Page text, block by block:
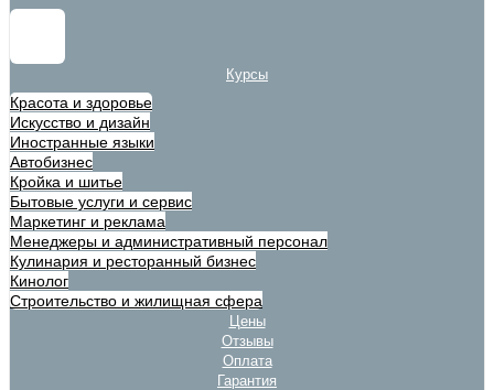
Курсы
Красота и здоровье
Искусство и дизайн
Иностранные языки
Автобизнес
Кройка и шитье
Бытовые услуги и сервис
Маркетинг и реклама
Менеджеры и административный персонал
Кулинария и ресторанный бизнес
Кинолог
Строительство и жилищная сфера
Цены
Отзывы
Оплата
Гарантия